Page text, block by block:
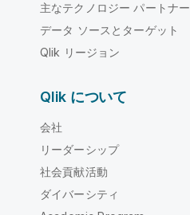
主なテクノロジー パートナー
データ ソースとターゲット
Qlik リージョン
Qlik について
会社
リーダーシップ
社会貢献活動
ダイバーシティ